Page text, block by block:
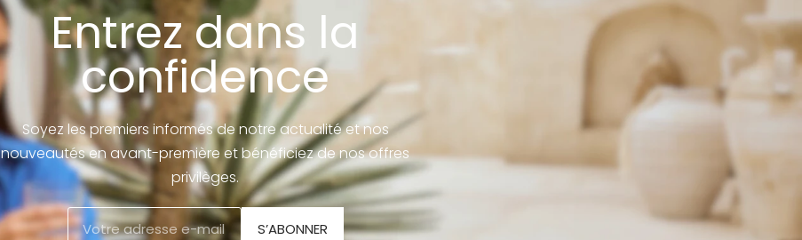
Entrez dans la
confidence
Soyez les premiers informés de notre actualité et nos
nouveautés en avant-première et bénéficiez de nos offres
privilèges.
S’ABONNER